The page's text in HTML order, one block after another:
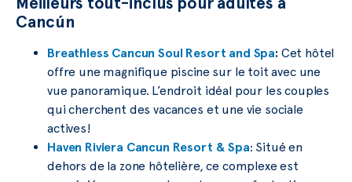
Cancún
Breathless Cancun Soul Resort and Spa: Cet hôtel
offre une magnifique piscine sur le toit avec une
vue panoramique. L’endroit idéal pour les couples
qui cherchent des vacances et une vie sociale
actives!
Haven Riviera Cancun Resort & Spa: Situé en
dehors de la zone hôtelière, ce complexe est